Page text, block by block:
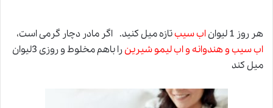
هر روز 1 لیوان اب سیبتازه میل کنید. اگر مادر دچار گرمی است،
اب سیب و هندوانه و اب لیمو شیرین
را باهم مخلوط و روزی 3لیوان
میل کند